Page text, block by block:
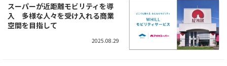
スーパーが近距離モビリティを導
入 多様な人々を受け入れる商業
空間を目指して
2025.08.29